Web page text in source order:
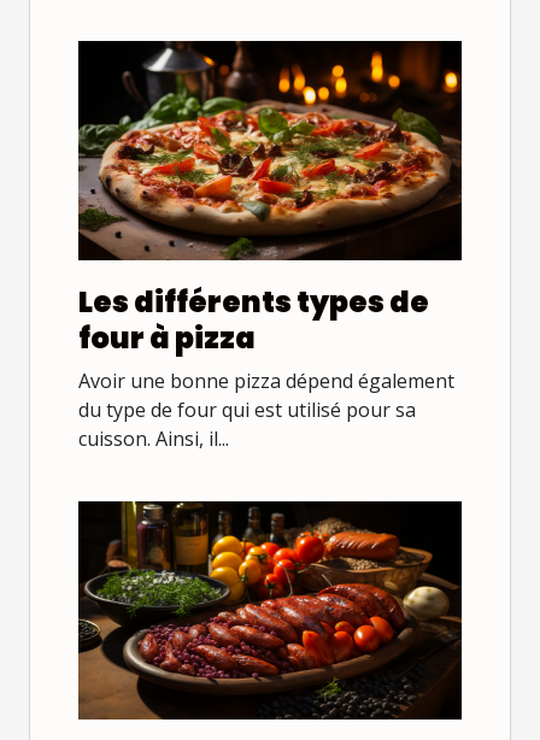
Les différents types de
four à pizza
Avoir une bonne pizza dépend également
du type de four qui est utilisé pour sa
cuisson. Ainsi, il...